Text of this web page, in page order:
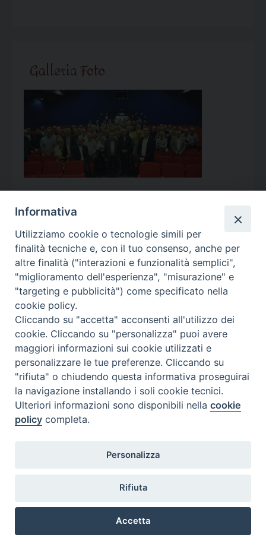
Galleria Foto
Calendario Appuntamenti
<< Ago 2026 >>
l m m g v s
d
28
3
4 5 6 7 8
9
10
11 12 13 14 15
17
18 19 21
24 25 26 27 28 29 30
31 1
diaconato@seminario.milano.it
Informativa
Utilizziamo cookie o tecnologie simili per
finalità tecniche e, con il tuo consenso, anche per
altre finalità ("interazioni e funzionalità semplici",
"miglioramento dell'esperienza", "misurazione" e
"targeting e pubblicità") come specificato nella
cookie policy.
Cliccando su "accetta" acconsenti all'utilizzo dei
cookie. Cliccando su "personalizza" puoi avere
maggiori informazioni sui cookie utilizzati e
personalizzare le tue preferenze. Cliccando su
"rifiuta" o chiudendo questa informativa proseguirai
la navigazione installando i soli cookie tecnici.
Ulteriori informazioni sono disponibili nellacookie
policy completa.
Personalizza
Rifiuta
Accetta